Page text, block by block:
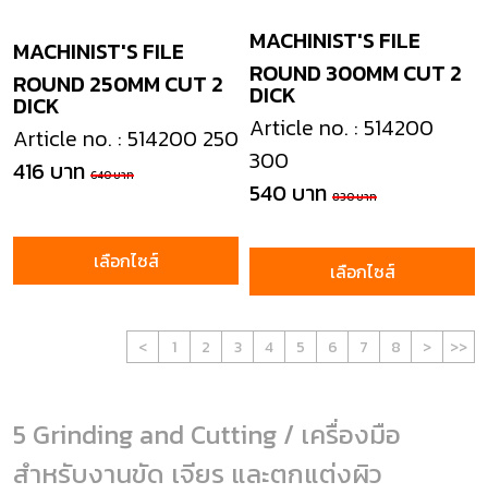
DICK
MACHINIST'S FILE
ROUND 250MM CUT 2
Article no. : 514200 250
416 บาท 640 บาท
เลือกไซส์
DICK
MACHINIST'S FILE
ROUND 300MM CUT 2
Article no. : 514200
300
540 บาท 830 บาท
เลือกไซส์
< 1 2 3 4 5 6 7 8 > >>
5 Grinding and Cutting / เครื่องมือ
สำหรับงานขัด เจียร และตกแต่งผิว